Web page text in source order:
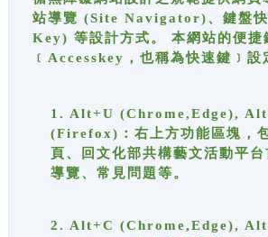
站導覽 (Site Navigator)、鍵盤
Key) 等設計方式。 本網站的便捷
﹝Accesskey，也稱為快速鍵﹞設
1. Alt+U (Chrome,Edge),
(Firefox)：右上方功能區塊，
頁、回文化部共構藝文活動平
導覽、常見問題等。
2. Alt+C (Chrome,Edge),